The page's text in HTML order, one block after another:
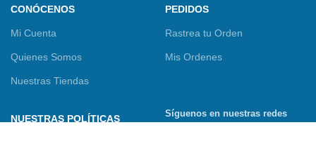
CONÓCENOS
Mi Cuenta
Quienes Somos
Nuestras Tiendas
PEDIDOS
Rastrea tu Orden
Mis Ordenes
NUESTRAS POLÍTICAS
Síguenos en nuestras redes